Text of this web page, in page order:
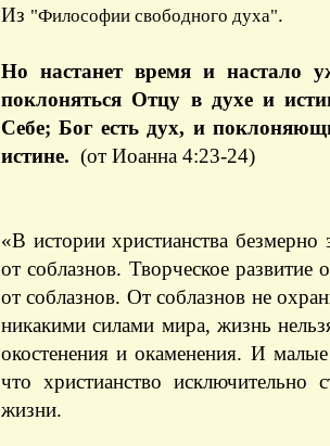
Из "Философии свободного духа".
Но настанет время и настало
поклоняться Отцу в духе и
Себе; Бог есть дух, и
истине. (от Иоанна 4:23-24)
«В истории христианства
от соблазнов. Творческое
от соблазнов. От соблазнов не
никакими силами мира, жизнь
окостенения и окаменения. И
что христианство
жизни.